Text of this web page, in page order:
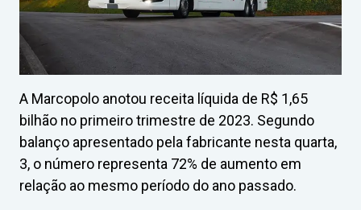
A Marcopolo anotou receita líquida de R$ 1,65
bilhão no primeiro trimestre de 2023. Segundo
balanço apresentado pela fabricante nesta quarta,
3, o número representa 72% de aumento em
relação ao mesmo período do ano passado.